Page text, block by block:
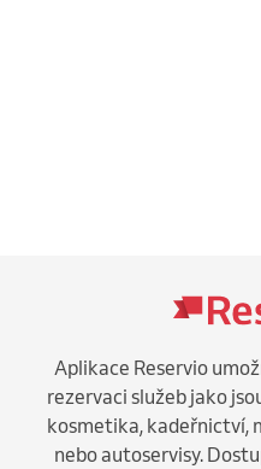
Aplikace Reservio
rezervaci služeb jako
kosmetika, kadeřnictví,
nebo autoservisy.